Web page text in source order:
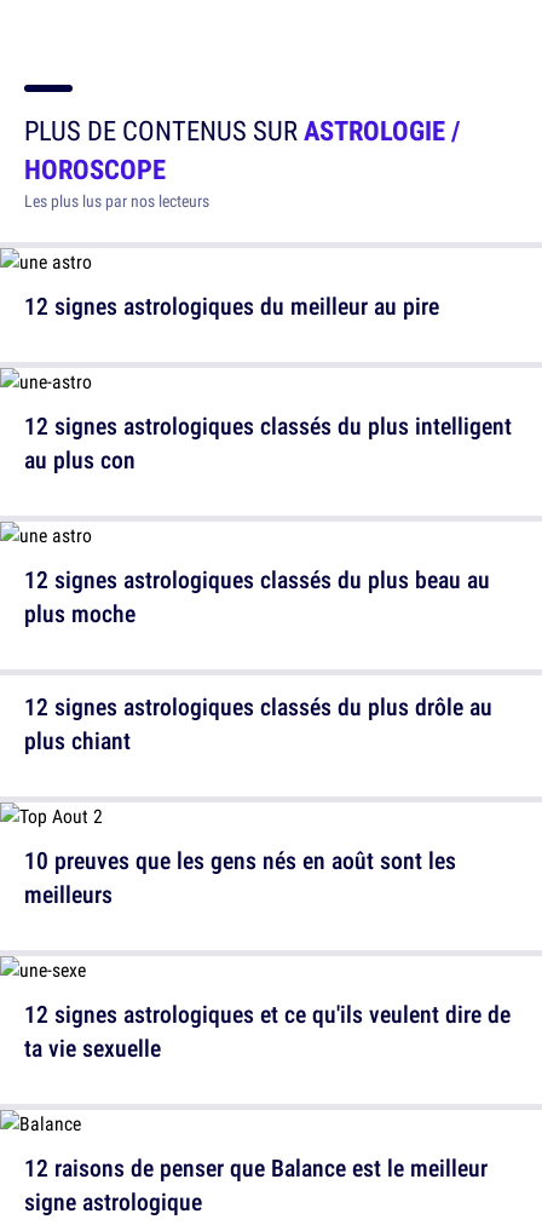
PLUS DE CONTENUS SURASTROLOGIE /
HOROSCOPE
Les plus lus par nos lecteurs
12 signes astrologiques du meilleur au pire
12 signes astrologiques classés du plus beau au
plus moche
10 preuves que les gens nés en août sont les
meilleurs
12 raisons de penser que Balance est le meilleur
signe astrologique
12 signes astrologiques classés du plus intelligent
au plus con
12 signes astrologiques classés du plus drôle au
plus chiant
12 signes astrologiques et ce qu'ils veulent dire de
ta vie sexuelle